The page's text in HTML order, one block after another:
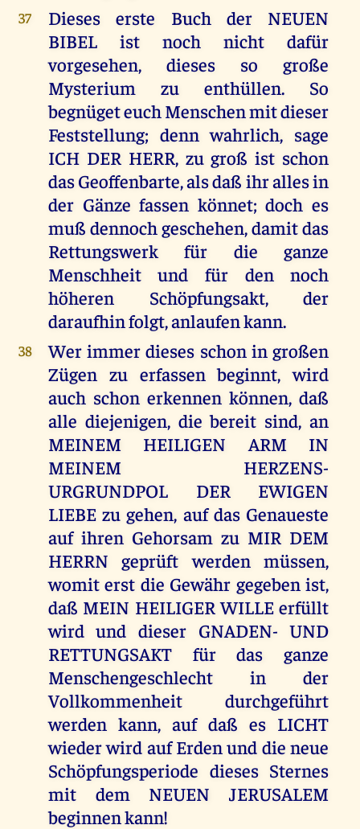
37
Dieses erste Buch der NEUEN
BIBEL ist noch nicht dafür
vorgesehen, dieses so große
Mysterium zu enthüllen. So
begnüget euch Menschen mit dieser
Feststellung; denn wahrlich, sage
ICH DER HERR, zu groß ist schon
das Geoffenbarte, als daß ihr alles in
der Gänze fassen könnet; doch es
muß dennoch geschehen, damit das
Rettungswerk für die ganze
Menschheit und für den noch
höheren Schöpfungsakt, der
daraufhin folgt, anlaufen kann.
38
Wer immer dieses schon in großen
Zügen zu erfassen beginnt, wird
auch schon erkennen können, daß
alle diejenigen, die bereit sind, an
MEINEM HEILIGEN ARM IN
MEINEM HERZENS-
URGRUNDPOL DER EWIGEN
LIEBE zu gehen, auf das Genaueste
auf ihren Gehorsam zu MIR DEM
HERRN geprüft werden müssen,
womit erst die Gewähr gegeben ist,
daß MEIN HEILIGER WILLE erfüllt
wird und dieser GNADEN- UND
RETTUNGSAKT für das ganze
Menschengeschlecht in der
Vollkommenheit durchgeführt
werden kann, auf daß es LICHT
wieder wird auf Erden und die neue
Schöpfungsperiode dieses Sternes
mit dem NEUEN JERUSALEM
beginnen kann!